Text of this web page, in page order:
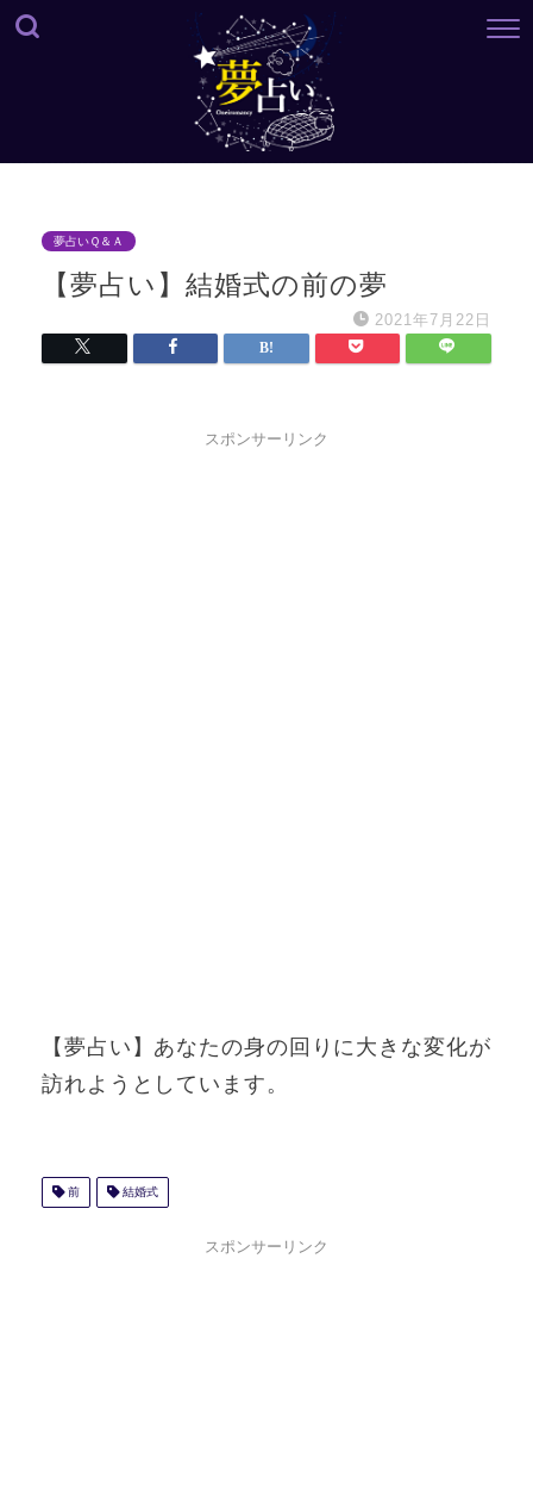
夢占いＱ＆Ａ
【夢占い】結婚式の前の夢
2021年7月22日
スポンサーリンク
【夢占い】あなたの身の回りに大きな変化が
訪れようとしています。
前 結婚式
スポンサーリンク